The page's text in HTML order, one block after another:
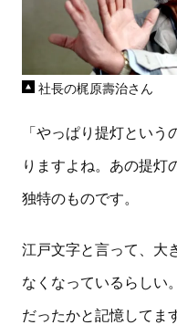
社長の梶原壽治さん
「やっぱり提灯とい
りますよね。あの提灯
独特のものです。
江戸文字と言って、大
なくなっているらしい
だったかと記憶してま